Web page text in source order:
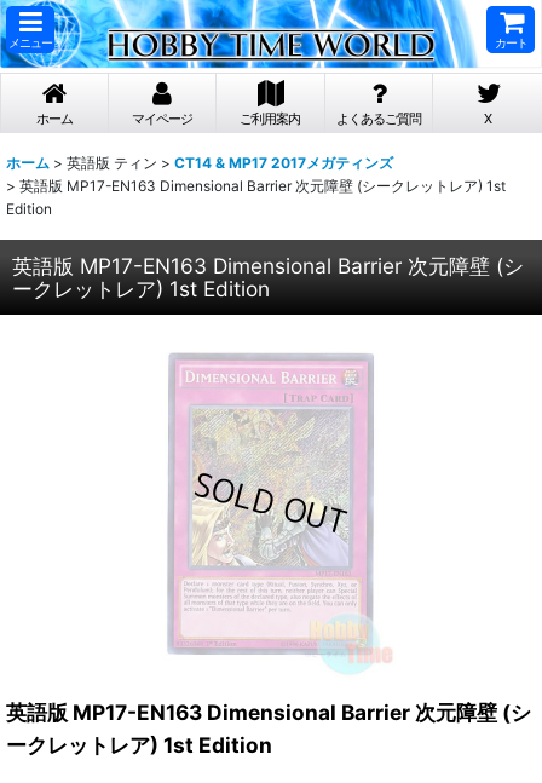
メニュー カート
ホーム マイページ ご利用案内 よくあるご質問 X
ホーム > 英語版 ティン > CT14 & MP17 2017メガティンズ
> 英語版 MP17-EN163 Dimensional Barrier 次元障壁 (シークレットレア) 1st
Edition
英語版 MP17-EN163 Dimensional Barrier 次元障壁 (シ
ークレットレア) 1st Edition
英語版 MP17-EN163 Dimensional Barrier 次元障壁 (シ
ークレットレア) 1st Edition